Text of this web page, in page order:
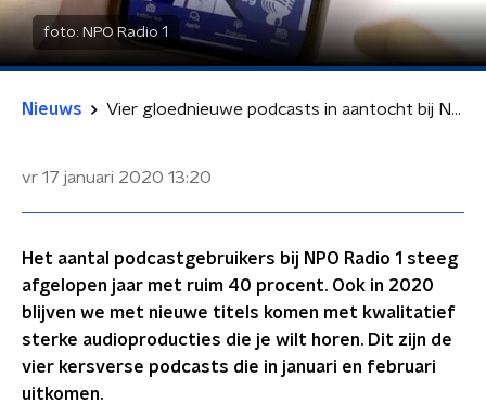
foto: NPO Radio 1
Nieuws Vier gloednieuwe podcasts in aantocht bij NPO Radio 1
vr 17 januari 2020 13:20
Het aantal podcastgebruikers bij NPO Radio 1 steeg
afgelopen jaar met ruim 40 procent. Ook in 2020
blijven we met nieuwe titels komen met kwalitatief
sterke audioproducties die je wilt horen. Dit zijn de
vier kersverse podcasts die in januari en februari
uitkomen.